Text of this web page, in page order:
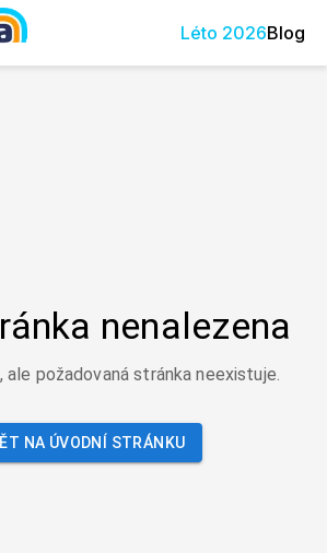
Léto 2026Blog
nenalezena
ale požadovaná stránka neexistuje.
NA ÚVODNÍ STRÁNKU